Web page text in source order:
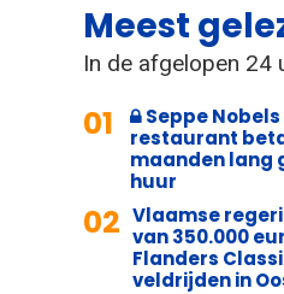
Meest
In de afgelopen 24
01
Seppe
restaurant
maanden lang
huur
02 Vlaamse
van 350.000
Flanders
veldrijden in